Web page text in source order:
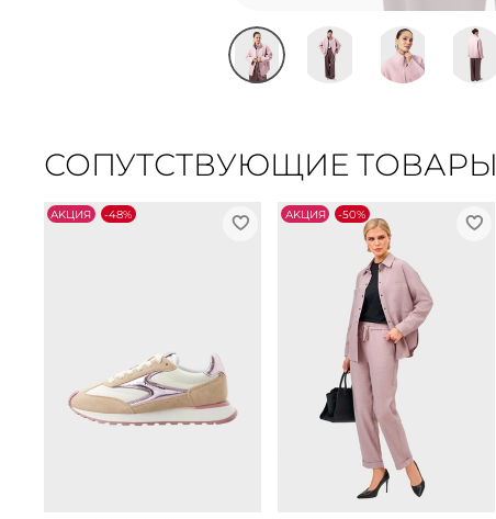
СОПУТСТВУЮЩИЕ ТОВАРЫ
АKЦИЯ -48% АKЦИЯ -50%